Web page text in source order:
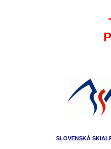
SLOVENSKÁ